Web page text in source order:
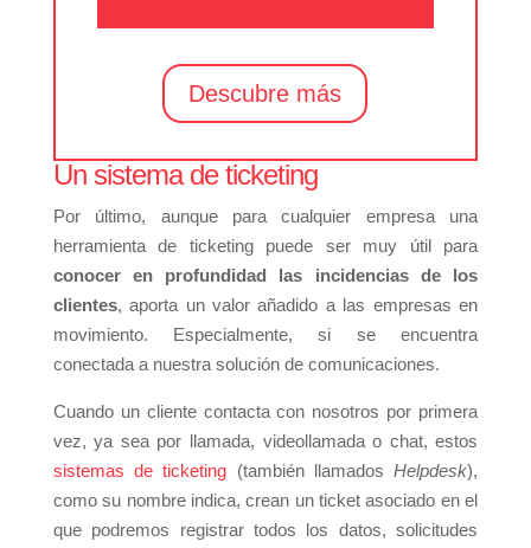
Descubre más
Un sistema de ticketing
Por último, aunque para cualquier empresa una
herramienta de ticketing puede ser muy útil para
conocer en profundidad las incidencias de los
clientes, aporta un valor añadido a las empresas en
movimiento. Especialmente, si se encuentra
conectada a nuestra solución de comunicaciones.
Cuando un cliente contacta con nosotros por primera
vez, ya sea por llamada, videollamada o chat, estos
sistemas de ticketing (también llamadosHelpdesk),
como su nombre indica, crean un ticket asociado en el
que podremos registrar todos los datos, solicitudes